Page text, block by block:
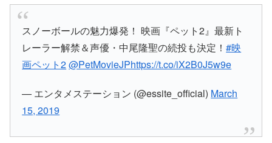
スノーボールの魅力爆発！ 映画『ペット2』最新ト
レーラー解禁＆声優・中尾隆聖の続投も決定！#映
画ペット2@PetMovieJPhttps://t.co/iX2B0J5w9e
— エンタメステーション (@essite_official) March
15, 2019